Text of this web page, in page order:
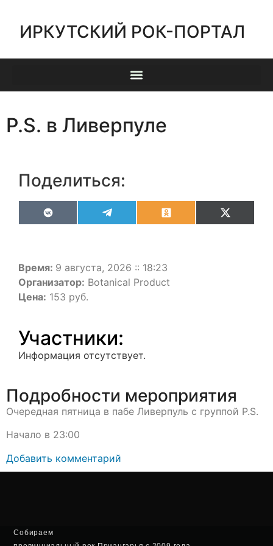
ИРКУТСКИЙ РОК-ПОРТАЛ
P.S. в Ливерпуле
Поделиться:
VK OdnoklassnikiX
(Twitter)
Время: 9 августа, 2026 :: 18:23
Организатор: Botanical Product
Цена: 153 руб.
Участники:
Информация отсутствует.
Подробности мероприятия
Очередная пятница в пабе Ливерпуль с группой P.S.
Начало в 23:00
Добавить комментарий
Собираем